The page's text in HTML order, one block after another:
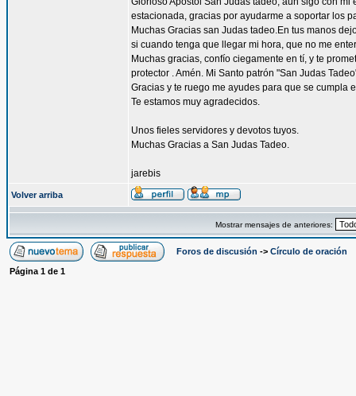
estacionada, gracias por ayudarme a soportar los
Muchas Gracias san Judas tadeo.En tus manos
si cuando tenga que llegar mi hora, que no me
Muchas gracias, confío ciegamente en tí, y te
protector . Amén. Mi Santo patrón "San Judas
Gracias y te ruego me ayudes para que se cumpla
Te estamos muy agradecidos.
Unos fieles servidores y devotos tuyos.
Muchas Gracias a San Judas Tadeo.
jarebis
Volver arriba
Mostrar mensajes de anteriores:
Foros de discusión -> Círculo de oración
Página 1 de 1